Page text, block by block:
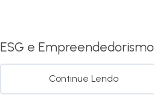
ESG e Empreendedorismo
Continue Lendo